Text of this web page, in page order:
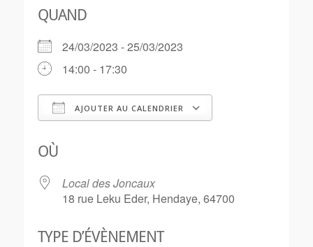
QUAND
24/03/2023 - 25/03/2023
14:00 - 17:30
AJOUTER AU CALENDRIER
OÙ
Local des Joncaux
18 rue Leku Eder, Hendaye, 64700
TYPE D’ÉVÈNEMENT